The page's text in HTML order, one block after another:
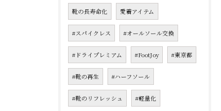
靴の長寿命化 愛着アイテム
#スパイクレス #オールソール交換
#ドライプレミアム #FootJoy #東京都
#靴の再生 #ハーフソール
#靴のリフレッシュ #軽量化